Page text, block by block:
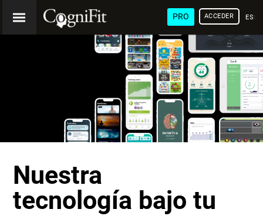
PRO ACCEDER
Nuestra
tecnología bajo tu